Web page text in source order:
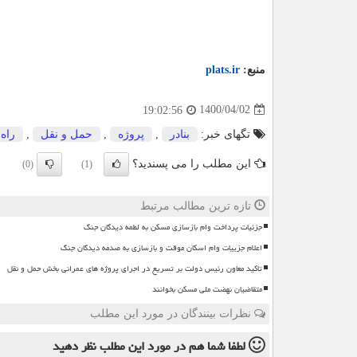
منبع: plats.ir
1400/04/02
19:02:56
تگهای خبر: بنادر پروژه حمل و نقل
این مطلب را می پسندید؟ (1)
(0)
تازه ترین مطالب مرتبط
جزئیات پرداخت وام بازسازی مسکن به لطمه دیدگان جنگ
اعلام جزییات وام اسکان موقت و بازسازی به صدمه دیدگان جنگ
تاکید معاون رئیس دولت بر تسریع در اجرای پروژه های عمرانی بخش حمل و نقل
متقاضیان نهضت ملی مسکن بخوانند
نظرات بینندگان در مورد این مطلب
لطفا شما همدر مورد این مطلبنظر دهید